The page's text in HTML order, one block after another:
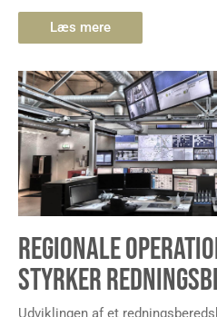
Læs mere
REGIONALE
STYRKER
Udviklingen af et